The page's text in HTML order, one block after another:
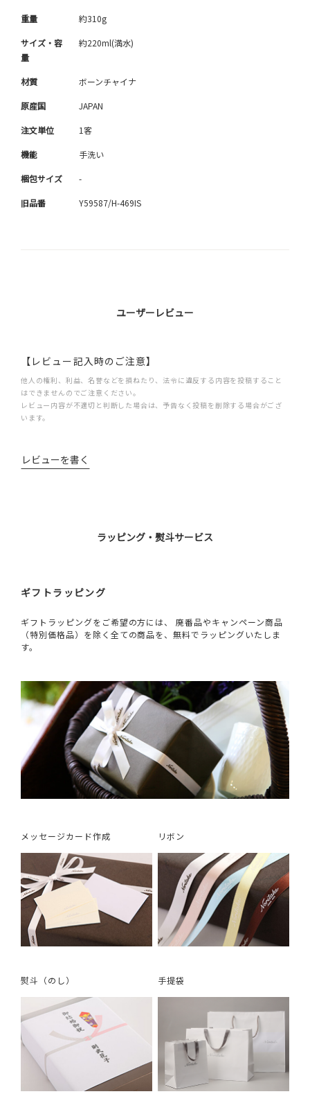
重量 約310g
サイズ・容
量
約220ml(満水)
材質 ボーンチャイナ
原産国 JAPAN
注文単位 1客
機能 手洗い
梱包サイズ -
旧品番 Y59587/H-469IS
ユーザーレビュー
【レビュー記入時のご注意】
他人の権利、利益、名誉などを損ねたり、法令に違反する内容を投稿すること
はできませんのでご注意ください。
レビュー内容が不適切と判断した場合は、予告なく投稿を削除する場合がござ
います。
レビューを書く
ラッピング・熨斗サービス
ギフトラッピング
ギフトラッピングをご希望の方には、 廃番品やキャンペーン商品
（特別価格品）を除く全ての商品を、無料でラッピングいたしま
す。
メッセージカード作成 リボン
熨斗（のし） 手提袋